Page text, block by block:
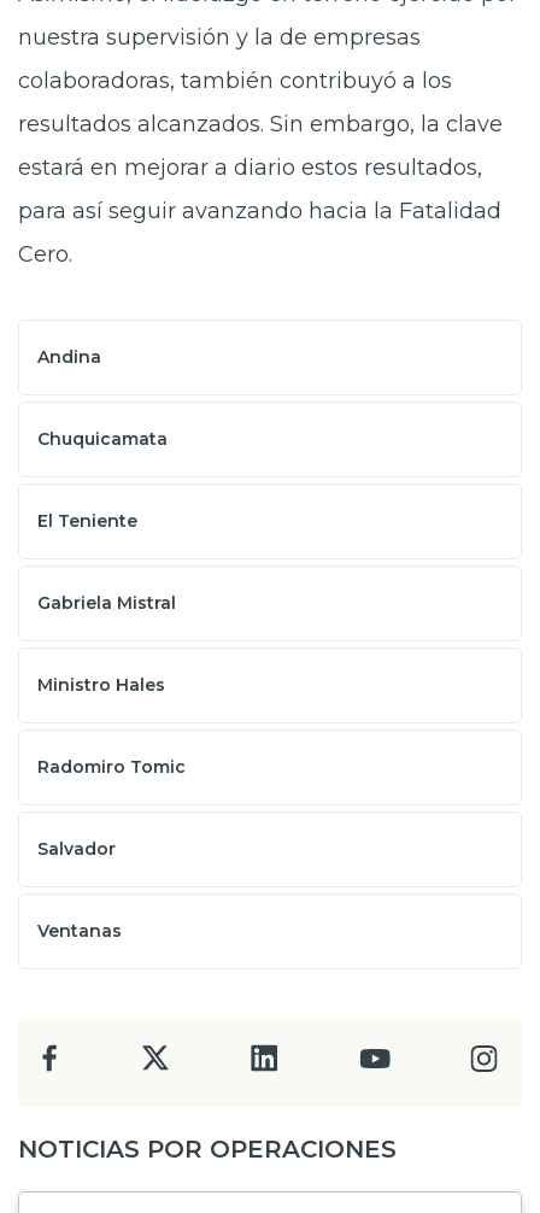
nuestra supervisión y la de empresas
colaboradoras, también contribuyó a los
resultados alcanzados. Sin embargo, la clave
estará en mejorar a diario estos resultados,
para así seguir avanzando hacia la Fatalidad
Cero.
Andina
Chuquicamata
El Teniente
Gabriela Mistral
Ministro Hales
Radomiro Tomic
Salvador
Ventanas
NOTICIAS POR OPERACIONES